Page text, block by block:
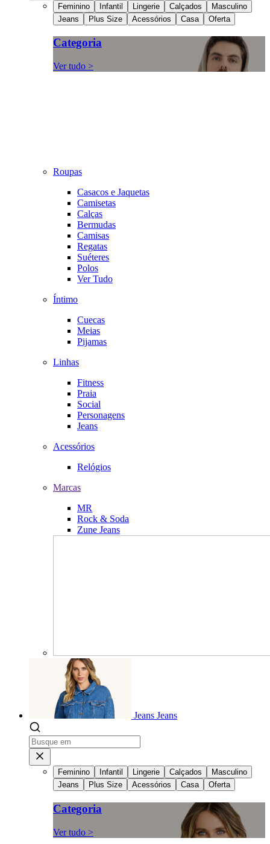
Feminino Infantil Lingerie Calçados
Masculino
Jeans
Plus Size Acessórios Casa Oferta
Categoria
Ver tudo >
Roupas
Casacos e Jaquetas
Camisetas
Calças
Bermudas
Camisas
Regatas
Suéteres
Polos
Ver Tudo
Íntimo
Cuecas
Meias
Pijamas
Linhas
Fitness
Praia
Social
Personagens
Jeans
Acessórios
Relógios
Marcas
MR
Rock & Soda
Zune Jeans
Jeans Jeans
Feminino Infantil Lingerie Calçados
Masculino
Jeans
Plus Size Acessórios Casa Oferta
Categoria
Ver tudo >